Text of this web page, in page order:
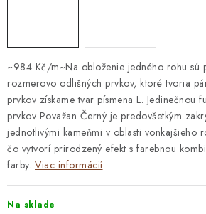
~984 Kč/m~Na obloženie jedného rohu sú
rozmerovo odlišných prvkov, ktoré tvoria
prvkov získame tvar písmena L. Jedinečnou
prvkov Považan Černý je predovšetkým
jednotlivými kameňmi v oblasti vonkajšieho
čo vytvorí prirodzený efekt s farebnou
farby. Viac informácií
Na sklade